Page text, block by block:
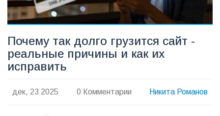
Почему так долго грузится сайт -
реальные причины и как их
исправить
дек, 23 2025 0 Комментарии Никита Романов